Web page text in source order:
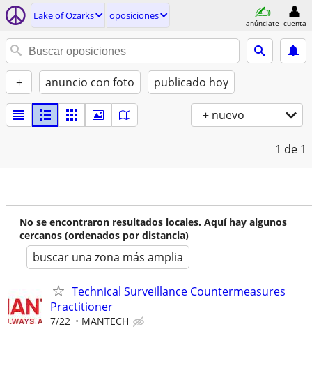
Lake of Ozarks oposiciones
anúnciate cuenta
+ anuncio con foto publicado hoy
+ nuevo
1 de 1
No se encontraron resultados locales. Aquí hay algunos
cercanos (ordenados por distancia)
buscar una zona más amplia
Technical Surveillance Countermeasures
Practitioner
7/22 MANTECH